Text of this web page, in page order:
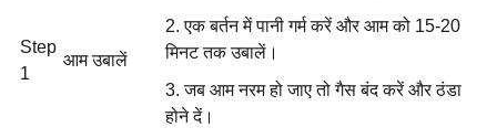
Step
1
आम उबालें
एक बर्तन में पानी गर्म करें और आम को 15-20
मिनट तक उबालें।
जब आम नरम हो जाए तो गैस बंद करें और ठंडा
होने दें।